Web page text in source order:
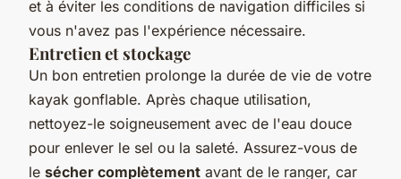
et à éviter les conditions de navigation difficiles si
vous n'avez pas l'expérience nécessaire.
Entretien et stockage
Un bon entretien prolonge la durée de vie de votre
kayak gonflable. Après chaque utilisation,
nettoyez-le soigneusement avec de l'eau douce
pour enlever le sel ou la saleté. Assurez-vous de
le sécher complètement avant de le ranger, car